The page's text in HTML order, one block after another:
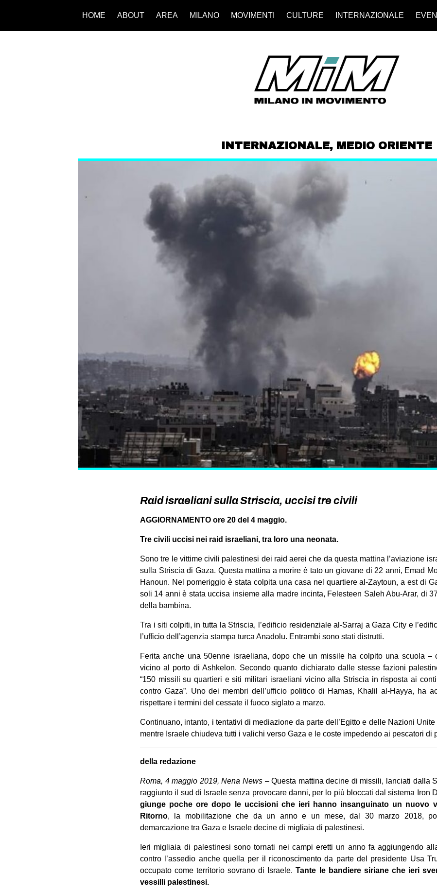
HOME ABOUT AREA MILANO MOVIMENTI CULTURE INTERNAZIONALE
INTERNAZIONALE, MEDIO ORIENTE
Raid israeliani sulla Striscia, uccisi tre civili
AGGIORNAMENTO ore 20 del 4 maggio.
Tre civili uccisi nei raid israeliani, tra loro una neonata.
Sono tre le vittime civili palestinesi dei raid aerei che da questa mattina l’aviazione
sulla Striscia di Gaza. Questa mattina a morire è tato un giovane di 22 anni, Emad
Hanoun. Nel pomeriggio è stata colpita una casa nel quartiere al-Zaytoun, a est di
soli 14 anni è stata uccisa insieme alla madre incinta, Felesteen Saleh Abu-Arar, di
della bambina.
Tra i siti colpiti, in tutta la Striscia, l’edificio residenziale al-Sarraj a Gaza City e
l’ufficio dell’agenzia stampa turca Anadolu. Entrambi sono stati distrutti.
Ferita anche una 50enne israeliana, dopo che un missile ha colpito una scuola –
vicino al porto di Ashkelon. Secondo quanto dichiarato dalle stesse fazioni
“150 missili su quartieri e siti militari israeliani vicino alla Striscia in risposta ai
contro Gaza”. Uno dei membri dell’ufficio politico di Hamas, Khalil al-Hayya, ha
rispettare i termini del cessate il fuoco siglato a marzo.
Continuano, intanto, i tentativi di mediazione da parte dell’Egitto e delle Nazioni
mentre Israele chiudeva tutti i valichi verso Gaza e le coste impedendo ai pescatori di
della redazione
Roma, 4 maggio 2019, Nena News– Questa mattina decine di missili, lanciati dalla
raggiunto il sud di Israele senza provocare danni, per lo più bloccati dal sistema Iron
giunge poche ore dopo le uccisioni che ieri hanno insanguinato un nuovo
Ritorno, la mobilitazione che da un anno e un mese, dal 30 marzo 2018,
demarcazione tra Gaza e Israele decine di migliaia di palestinesi.
Ieri migliaia di palestinesi sono tornati nei campi eretti un anno fa aggiungendo
contro l’assedio anche quella per il riconoscimento da parte del presidente Usa
occupato come territorio sovrano di Israele.Tante le bandiere siriane che ieri
vessilli palestinesi.